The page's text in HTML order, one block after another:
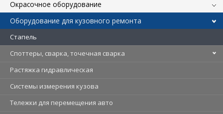
Окрасочное оборудование
Оборудование для кузовного ремонта
Стапель
Споттеры, сварка, точечная сварка
Растяжка гидравлическая
Системы измерения кузова
Тележки для перемещения авто